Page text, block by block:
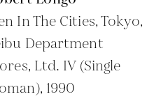
In The Cities, Tokyo,
Department
Ltd. IV (Single
1990